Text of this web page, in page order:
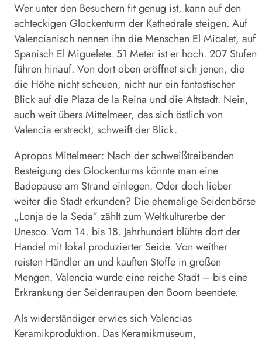
Wer unter den Besuchern fit genug ist, kann auf den
achteckigen Glockenturm der Kathedrale steigen. Auf
Valencianisch nennen ihn die Menschen El Micalet, auf
Spanisch El Miguelete. 51 Meter ist er hoch. 207 Stufen
führen hinauf. Von dort oben eröffnet sich jenen, die
die Höhe nicht scheuen, nicht nur ein fantastischer
Blick auf die Plaza de la Reina und die Altstadt. Nein,
auch weit übers Mittelmeer, das sich östlich von
Valencia erstreckt, schweift der Blick.
Apropos Mittelmeer: Nach der schweißtreibenden
Besteigung des Glockenturms könnte man eine
Badepause am Strand einlegen. Oder doch lieber
weiter die Stadt erkunden? Die ehemalige Seidenbörse
„Lonja de la Seda“ zählt zum Weltkulturerbe der
Unesco. Vom 14. bis 18. Jahrhundert blühte dort der
Handel mit lokal produzierter Seide. Von weither
reisten Händler an und kauften Stoffe in großen
Mengen. Valencia wurde eine reiche Stadt – bis eine
Erkrankung der Seidenraupen den Boom beendete.
Als widerständiger erwies sich Valencias
Keramikproduktion. Das Keramikmuseum,